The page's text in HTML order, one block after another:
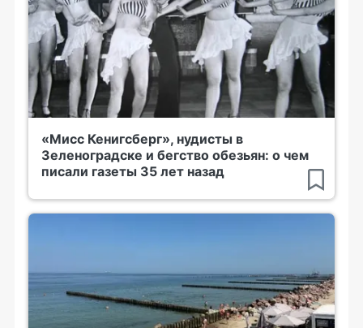
«Мисс Кенигсберг», нудисты в
Зеленоградске и бегство обезьян: о чем
писали газеты 35 лет назад